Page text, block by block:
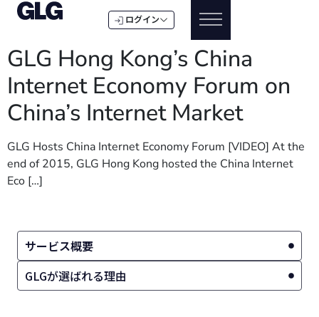
ログイン
GLG Hong Kong’s China
Internet Economy Forum on
China’s Internet Market
GLG Hosts China Internet Economy Forum [VIDEO] At the
end of 2015, GLG Hong Kong hosted the China Internet
Eco […]
サービス概要
GLGが選ばれる理由